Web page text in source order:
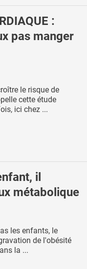
:
pas manger
le risque de
cette étude
ici chez ...
il
métabolique
les enfants, le
de l'obésité
la ...